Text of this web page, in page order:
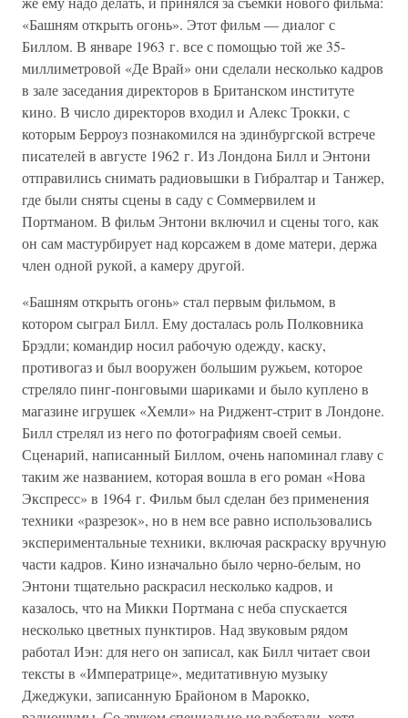
«Башням открыть огонь». Этот фильм — диалог с
Биллом. В январе 1963 г. все с помощью той же 35-
миллиметровой «Де Врай» они сделали несколько кадров
в зале заседания директоров в Британском институте
кино. В число директоров входил и Алекс Трокки, с
которым Берроуз познакомился на эдинбургской встрече
писателей в августе 1962 г. Из Лондона Билл и Энтони
отправились снимать радиовышки в Гибралтар и Танжер,
где были сняты сцены в саду с Соммервилем и
Портманом. В фильм Энтони включил и сцены того, как
он сам мастурбирует над корсажем в доме матери, держа
член одной рукой, а камеру другой.
«Башням открыть огонь» стал первым фильмом, в
котором сыграл Билл. Ему досталась роль Полковника
Брэдли; командир носил рабочую одежду, каску,
противогаз и был вооружен большим ружьем, которое
стреляло пинг-понговыми шариками и было куплено в
магазине игрушек «Хемли» на Риджент-стрит в Лондоне.
Билл стрелял из него по фотографиям своей семьи.
Сценарий, написанный Биллом, очень напоминал главу с
таким же названием, которая вошла в его роман «Нова
Экспресс» в 1964 г. Фильм был сделан без применения
техники «разрезок», но в нем все равно использовались
экспериментальные техники, включая раскраску вручную
части кадров. Кино изначально было черно-белым, но
Энтони тщательно раскрасил несколько кадров, и
казалось, что на Микки Портмана с неба спускается
несколько цветных пунктиров. Над звуковым рядом
работал Иэн: для него он записал, как Билл читает свои
тексты в «Императрице», медитативную музыку
Джеджуки, записанную Брайоном в Марокко,